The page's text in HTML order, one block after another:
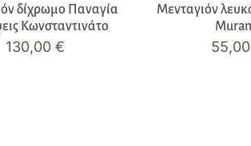
δίχρωμο Παναγία
Κωνσταντινάτο
130,00€
Μενταγιόν
55,00